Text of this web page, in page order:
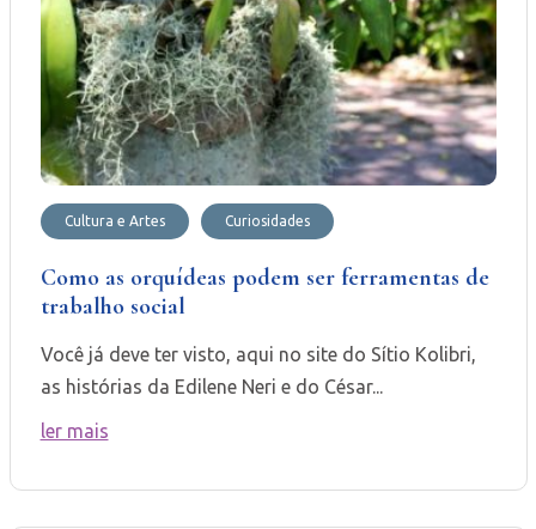
Cultura e Artes Curiosidades
Como as orquídeas podem ser ferramentas de
trabalho social
Você já deve ter visto, aqui no site do Sítio Kolibri,
as histórias da Edilene Neri e do César...
ler mais